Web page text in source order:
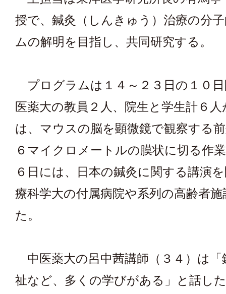
授で、鍼灸（しんきゅう）治療の分
ムの解明を目指し、共同研究する。
プログラムは１４～２３日の１０
医薬大の教員２人、院生と学生計６
は、マウスの脳を顕微鏡で観察する
６マイクロメートルの膜状に切る作
６日には、日本の鍼灸に関する講演
療科学大の付属病院や系列の高齢者
た。
中医薬大の呂中茜講師（３４）は「
祉など、多くの学びがある」と話し